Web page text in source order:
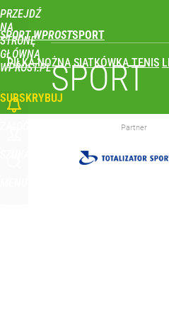
PRZEJDŹ
NA
STRONĘ
GŁÓWNĄ
WPROST.PL
SPORT WPROST
PIŁKA NOŻNA SIATKÓWKA TENIS
SUBSKRYBUJ
Reprezentant Polski
Farmacja: wzrost
SPORT
Partner